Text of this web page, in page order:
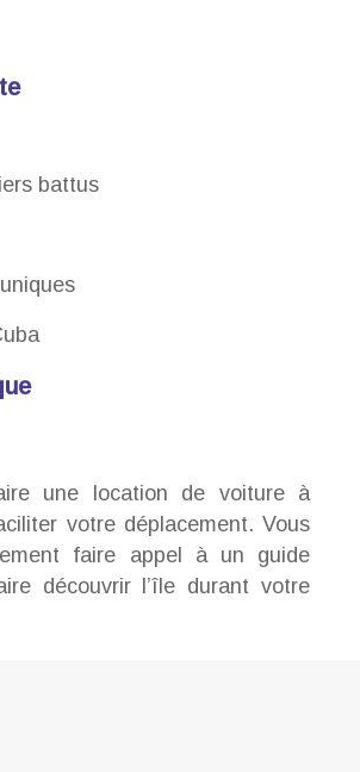
battus
une location de voiture à
votre déplacement. Vous
faire appel à un guide
découvrir l’île durant votre